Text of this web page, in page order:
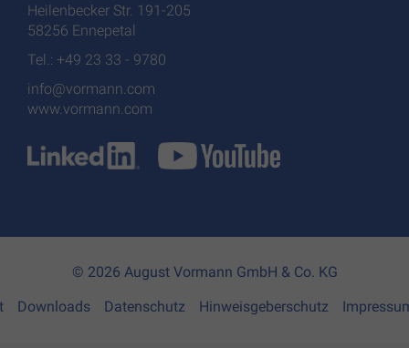
Heilenbecker Str. 191-205
58256 Ennepetal
Tel.: +49 23 33 - 9780
info@vormann.com
www.vormann.com
© 2026 August Vormann GmbH & Co. KG
Downloads Datenschutz Hinweisgeberschutz